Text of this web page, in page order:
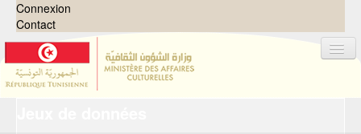
Connexion
Contact